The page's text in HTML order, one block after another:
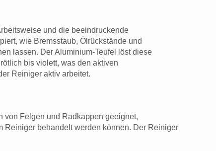
und die beeindruckende
wie Bremsstaub, Ölrückstände und
lassen. Der Aluminium-Teufel löst diese
bis violett, was den aktiven
Reiniger aktiv arbeitet.
von Felgen und Radkappen geeignet,
Reiniger behandelt werden können. Der Reiniger